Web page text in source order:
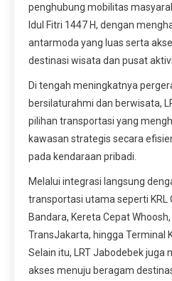
penghubung mobilitas
Idul Fitri 1447 H, dengan
antarmoda yang luas serta
destinasi wisata dan pusat
Di tengah meningkatnya
bersilaturahmi dan berwisata,
pilihan transportasi yang
kawasan strategis secara
pada kendaraan pribadi.
Melalui integrasi langsung
transportasi utama seperti KRL
Bandara, Kereta Cepat
TransJakarta, hingga Terminal
Selain itu, LRT Jabodebek juga
akses menuju beragam